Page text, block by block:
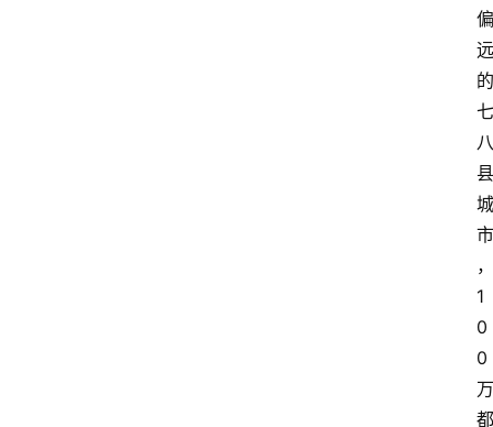
偏
远
的
七
八
县
城
市
，
1
0
0
万
都